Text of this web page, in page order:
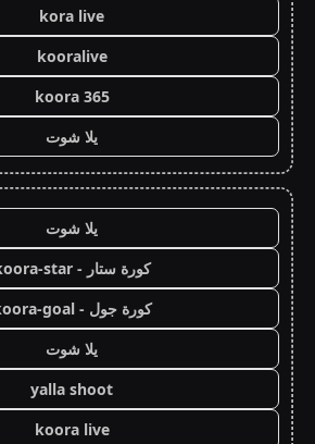
kora live
kooralive
koora 365
يلا شوت
يلا شوت
كورة ستار - koora-star
كورة جول - koora-goal
يلا شوت
yalla shoot
koora live